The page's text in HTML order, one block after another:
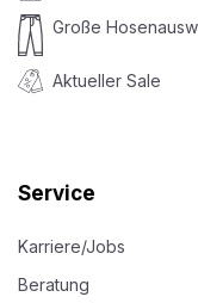
Große
Aktueller Sale
Service
Karriere/Jobs
Beratung